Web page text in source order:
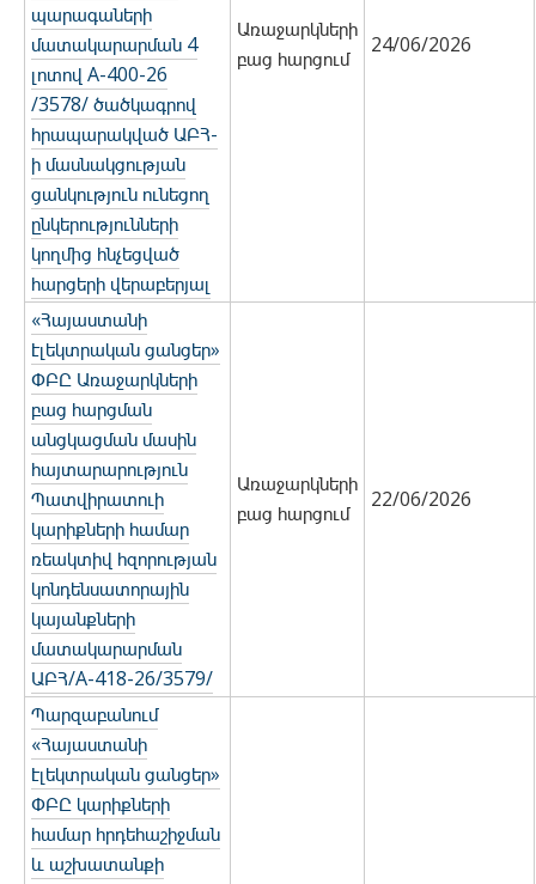
պարագաների
մատակարարման 4
լոտով А-400-26
/3578/ ծածկագրով
հրապարակված ԱԲՀ-
ի մասնակցության
ցանկություն ունեցող
ընկերությունների
կողմից հնչեցված
հարցերի վերաբերյալ
Առաջարկների
բաց հարցում
24/06/2026
«Հայաստանի
էլեկտրական ցանցեր»
ՓԲԸ Առաջարկների
բաց հարցման
անցկացման մասին
հայտարարություն
Պատվիրատուի
կարիքների համար
ռեակտիվ հզորության
կոնդենսատորային
կայանքների
մատակարարման
ԱԲՀ/А-418-26/3579/
Առաջարկների
բաց հարցում
22/06/2026
Պարզաբանում
«Հայաստանի
էլեկտրական ցանցեր»
ՓԲԸ կարիքների
համար հրդեհաշիջման
և աշխատանքի